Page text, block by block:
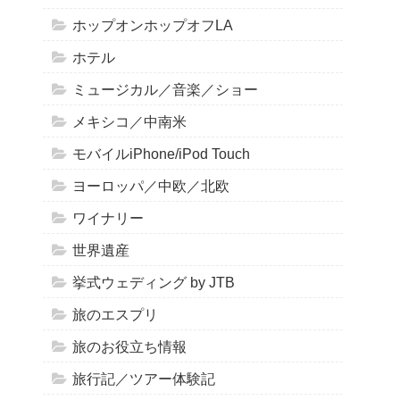
ホップオンホップオフLA
ホテル
ミュージカル／音楽／ショー
メキシコ／中南米
モバイルiPhone/iPod Touch
ヨーロッパ／中欧／北欧
ワイナリー
世界遺産
挙式ウェディング by JTB
旅のエスプリ
旅のお役立ち情報
旅行記／ツアー体験記